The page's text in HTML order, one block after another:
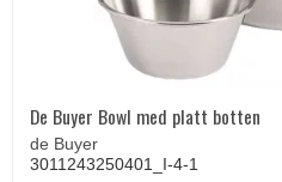
De Buyer Bowl med platt botten
de Buyer
3011243250401_I-4-1